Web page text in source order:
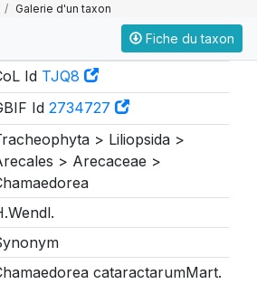
Galerie d'un taxon
Fiche du taxon
Id TJQ8
Id 2734727
> Liliopsida >
> Arecaceae >
cataractarumMart.